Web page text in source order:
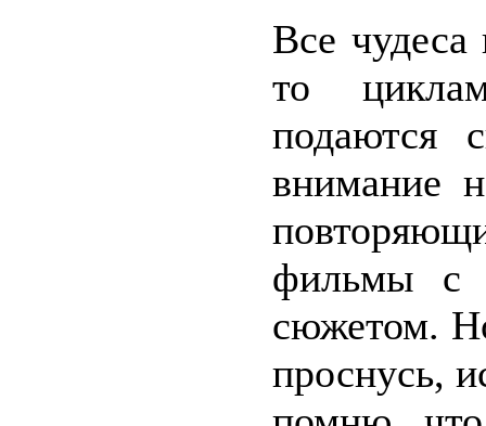
Все чудеса
то
подаются
внимание
фильмы с
сюжетом.
проснусь,